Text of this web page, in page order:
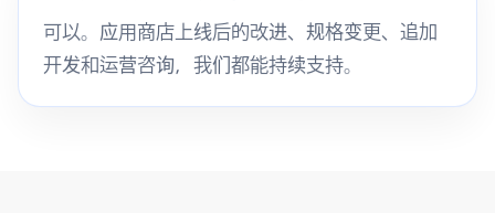
可以。应用商店上线后的改进、规格变更、追加
开发和运营咨询，我们都能持续支持。